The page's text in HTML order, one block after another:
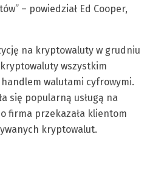
– powiedział Ed Cooper,
na kryptowaluty w grudniu
wszystkim
walutami cyfrowymi.
się popularną usługą na
firma przekazała klientom
kryptowalut.